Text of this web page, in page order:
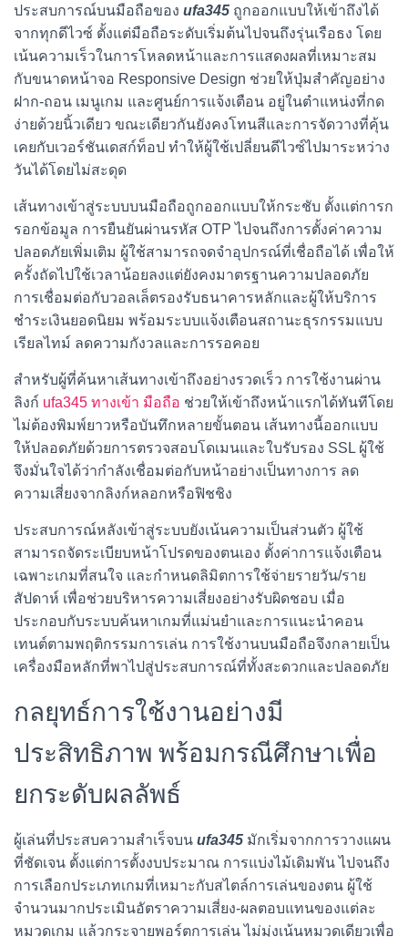
ประสบการณ์บนมือถือของ ufa345 ถูกออกแบบให้เข้าถึงได้
จากทุกดีไวซ์ ตั้งแต่มือถือระดับเริ่มต้นไปจนถึงรุ่นเรือธง โดย
เน้นความเร็วในการโหลดหน้าและการแสดงผลที่เหมาะสม
กับขนาดหน้าจอ Responsive Design ช่วยให้ปุ่มสำคัญอย่าง
ฝาก-ถอน เมนูเกม และศูนย์การแจ้งเตือน อยู่ในตำแหน่งที่กด
ง่ายด้วยนิ้วเดียว ขณะเดียวกันยังคงโทนสีและการจัดวางที่คุ้น
เคยกับเวอร์ชันเดสก์ท็อป ทำให้ผู้ใช้เปลี่ยนดีไวซ์ไปมาระหว่าง
วันได้โดยไม่สะดุด
เส้นทางเข้าสู่ระบบบนมือถือถูกออกแบบให้กระชับ ตั้งแต่การก
รอกข้อมูล การยืนยันผ่านรหัส OTP ไปจนถึงการตั้งค่าความ
ปลอดภัยเพิ่มเติม ผู้ใช้สามารถจดจำอุปกรณ์ที่เชื่อถือได้ เพื่อให้
ครั้งถัดไปใช้เวลาน้อยลงแต่ยังคงมาตรฐานความปลอดภัย
การเชื่อมต่อกับวอลเล็ตรองรับธนาคารหลักและผู้ให้บริการ
ชำระเงินยอดนิยม พร้อมระบบแจ้งเตือนสถานะธุรกรรมแบบ
เรียลไทม์ ลดความกังวลและการรอคอย
สำหรับผู้ที่ค้นหาเส้นทางเข้าถึงอย่างรวดเร็ว การใช้งานผ่าน
ลิงก์ ufa345 ทางเข้า มือถือ ช่วยให้เข้าถึงหน้าแรกได้ทันทีโดย
ไม่ต้องพิมพ์ยาวหรือบันทึกหลายขั้นตอน เส้นทางนี้ออกแบบ
ให้ปลอดภัยด้วยการตรวจสอบโดเมนและใบรับรอง SSL ผู้ใช้
จึงมั่นใจได้ว่ากำลังเชื่อมต่อกับหน้าอย่างเป็นทางการ ลด
ความเสี่ยงจากลิงก์หลอกหรือฟิชชิง
ประสบการณ์หลังเข้าสู่ระบบยังเน้นความเป็นส่วนตัว ผู้ใช้
สามารถจัดระเบียบหน้าโปรดของตนเอง ตั้งค่าการแจ้งเตือน
เฉพาะเกมที่สนใจ และกำหนดลิมิตการใช้จ่ายรายวัน/ราย
สัปดาห์ เพื่อช่วยบริหารความเสี่ยงอย่างรับผิดชอบ เมื่อ
ประกอบกับระบบค้นหาเกมที่แม่นยำและการแนะนำคอน
เทนต์ตามพฤติกรรมการเล่น การใช้งานบนมือถือจึงกลายเป็น
เครื่องมือหลักที่พาไปสู่ประสบการณ์ที่ทั้งสะดวกและปลอดภัย
กลยุทธ์การใช้งานอย่างมี
ประสิทธิภาพ พร้อมกรณีศึกษาเพื่อ
ยกระดับผลลัพธ์
ผู้เล่นที่ประสบความสำเร็จบน ufa345 มักเริ่มจากการวางแผน
ที่ชัดเจน ตั้งแต่การตั้งงบประมาณ การแบ่งไม้เดิมพัน ไปจนถึง
การเลือกประเภทเกมที่เหมาะกับสไตล์การเล่นของตน ผู้ใช้
จำนวนมากประเมินอัตราความเสี่ยง-ผลตอบแทนของแต่ละ
หมวดเกม แล้วกระจายพอร์ตการเล่น ไม่มุ่งเน้นหมวดเดียวเพื่อ